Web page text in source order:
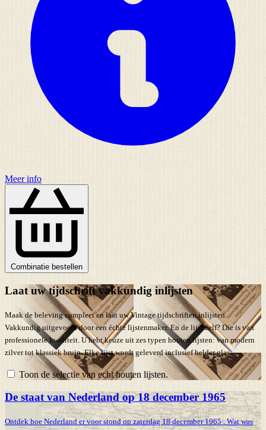
Meer info
Combinatie bestellen
Laat uw tijdschrift vakkundig inlijsten
Maak de beleving compleet en laat uw Vintage tijdschriften inlijsten.
Vakkundig uitgevoerd door een échte lijstenmaker. En de lijst zelf? Die is van
professionele kwaliteit. U hebt keuze uit zes typen houten lijsten: van modern
zilver tot klassiek bruin. Elke lijst wordt geleverd inclusief helder glas.
Toon de selectie van echt houten lijsten.
De staat van Nederland op 18 december 1965
Ontdek hoe Nederland er voor stond op zaterdag 18 december 1965 . Wat was